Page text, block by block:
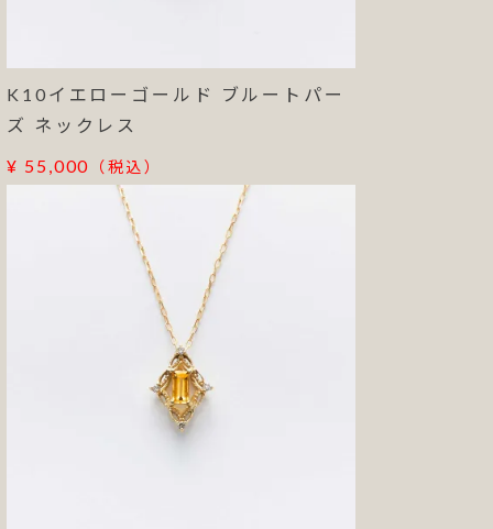
K10イエローゴールド ブルートパー
ズ ネックレス
¥ 55,000 （税込）